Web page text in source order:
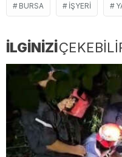
BURSA IŞYERI
İLGİNİZİ